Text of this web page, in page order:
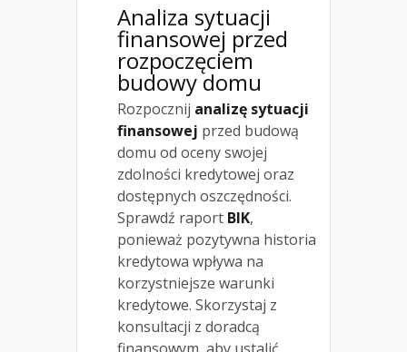
Analiza sytuacji
finansowej przed
rozpoczęciem
budowy domu
Rozpocznij analizę sytuacji
finansowej przed budową
domu od oceny swojej
zdolności kredytowej oraz
dostępnych oszczędności.
Sprawdź raport BIK,
ponieważ pozytywna historia
kredytowa wpływa na
korzystniejsze warunki
kredytowe. Skorzystaj z
konsultacji z doradcą